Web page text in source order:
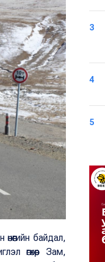
байдал,
өгөхөөр Зам,
3
4
5